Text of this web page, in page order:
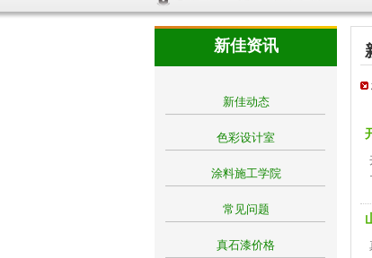
新佳资讯
新佳动态
色彩设计室
涂料施工学院
常见问题
真石漆价格